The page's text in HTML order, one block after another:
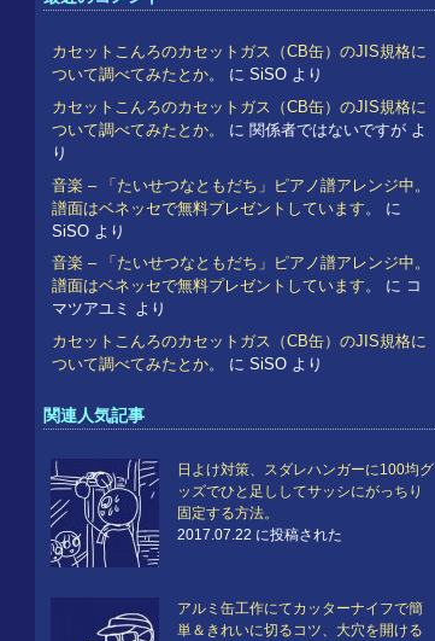
カセットこんろのカセットガス（CB缶）のJIS規格に
ついて調べてみたとか。
に SiSO より
カセットこんろのカセットガス（CB缶）のJIS規格に
ついて調べてみたとか。
に 関係者ではないですが よ
り
音楽 – 「たいせつなともだち」ピアノ譜アレンジ中。
譜面はベネッセで無料プレゼントしています。
に
SiSO より
音楽 – 「たいせつなともだち」ピアノ譜アレンジ中。
譜面はベネッセで無料プレゼントしています。
に コ
マツアユミ より
カセットこんろのカセットガス（CB缶）のJIS規格に
ついて調べてみたとか。
に SiSO より
関連人気記事
日よけ対策、スダレハンガーに100均グ
ッズでひと足ししてサッシにがっちり
固定する方法。
2017.07.22 に投稿された
アルミ缶工作にてカッターナイフで簡
単＆きれいに切るコツ、大穴を開ける